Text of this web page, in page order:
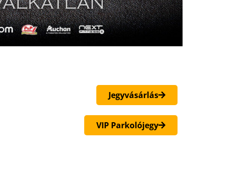
Jegyvásárlás
VIP Parkolójegy